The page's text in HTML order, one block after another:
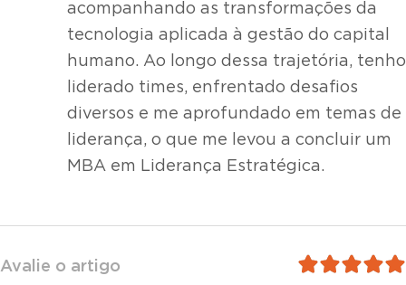
acompanhando as transformações da
tecnologia aplicada à gestão do capital
humano. Ao longo dessa trajetória, tenho
liderado times, enfrentado desafios
diversos e me aprofundado em temas de
liderança, o que me levou a concluir um
MBA em Liderança Estratégica.
Avalie o artigo